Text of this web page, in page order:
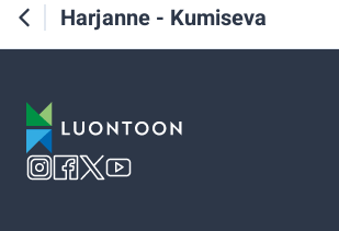
Harjanne - Kumiseva